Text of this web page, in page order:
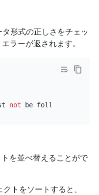
形式の正しさをチェッ
ラーが返されます。
not be followed
を並べ替えることがで
トをソートすると、